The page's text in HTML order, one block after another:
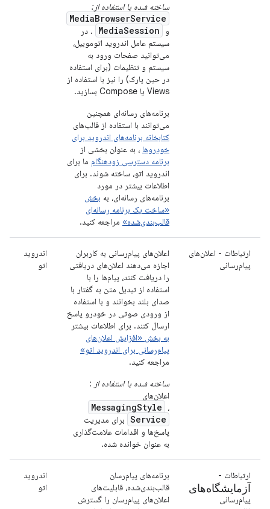
ساخته شده با استفاده از:
MediaBrowserService
و MediaSession
. در
سیستم عامل اندروید اتوموبیل،
می‌توانید صفحات ورود به
سیستم و تنظیمات (برای استفاده
در حین پارک) را نیز با استفاده از
Views یا Compose بسازید.
برنامه‌های رسانه‌ای همچنین
می‌توانند با استفاده از قالب‌های
کتابخانه برنامه‌های اندروید برای
خودروها ، به عنوان بخشی از
برنامه دسترسی زودهنگام ما برای
اندروید اتو، ساخته شوند. برای
اطلاعات بیشتر در مورد
برنامه‌های رسانه‌ای، به بخش
«ساخت یک برنامه رسانه‌ای
قالب‌بندی‌شده» مراجعه کنید.
ارتباطات - اعلان‌های
پیام‌رسانی
اعلان‌های پیام‌رسانی به کاربران
اجازه می‌دهند اعلان‌های دریافتی
را دریافت کنند، پیام‌ها را با
استفاده از تبدیل متن به گفتار با
صدای بلند بخوانند و با استفاده
از ورودی صوتی در خودرو پاسخ
ارسال کنند. برای اطلاعات بیشتر
به بخش «افزایش اعلان‌های
پیام‌رسانی برای اندروید اتو»
مراجعه کنید.
ساخته شده با استفاده از :
اعلان‌های
MessagingStyle ،
Service برای مدیریت
پاسخ‌ها و اقدامات علامت‌گذاری
به عنوان خوانده شده.
اندروید
اتو
ارتباطات -
آزمایشگاه‌های
پیام‌رسانی
برنامه‌های پیام‌رسان
قالب‌بندی‌شده، قابلیت‌های
اعلان‌های پیام‌رسان را گسترش
اندروید
اتو